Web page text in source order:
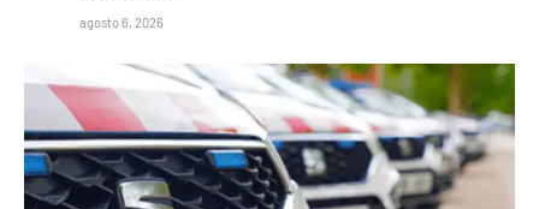
agosto 6, 2026